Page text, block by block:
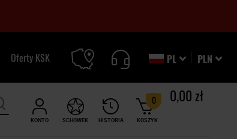
PLN
PL
Oferty KSK
KONTO HISTORIA
SCHOWEK KOSZYK
0 0,00 zł